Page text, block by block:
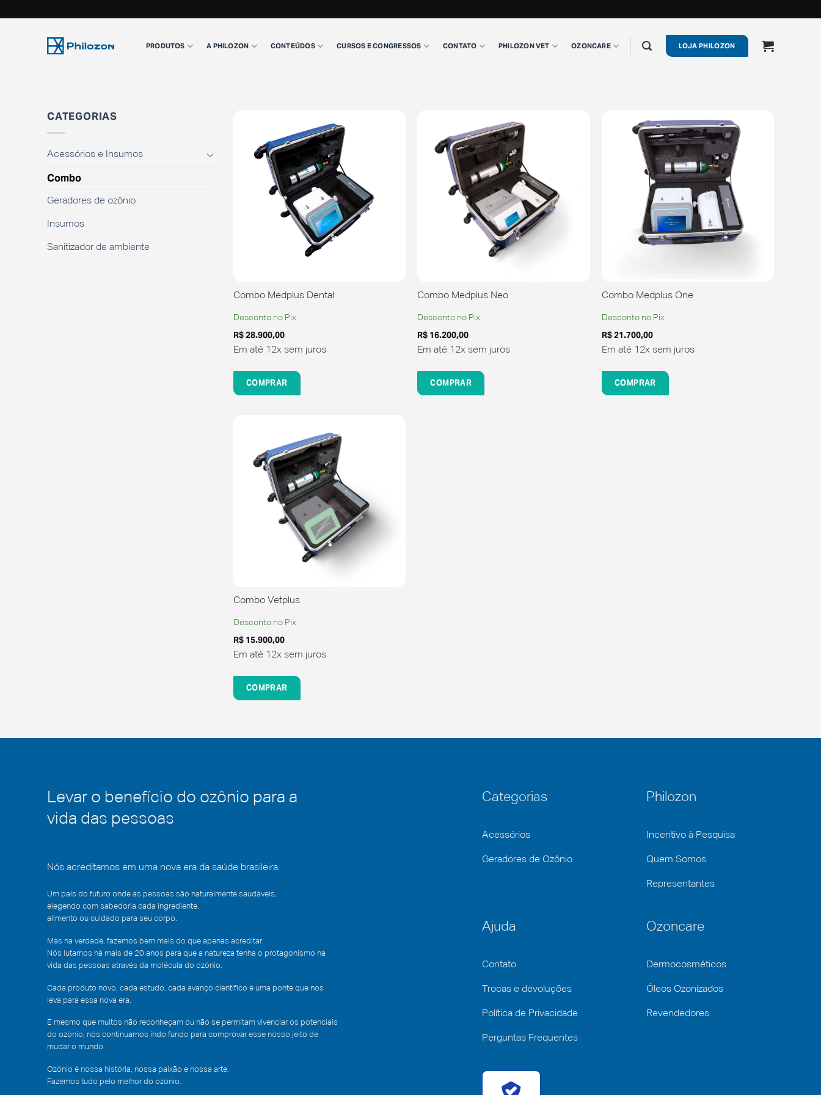
PRODUTOS A PHILOZON CONTEÚDOS CURSOS E CONGRESSOS CONTATO PHILOZON VET OZONCARE LOJA PHILOZON
CATEGORIAS
Acessórios e Insumos
Combo
Geradores de ozônio
Insumos
Sanitizador de ambiente
Combo Medplus Dental
Desconto no Pix
R$28.900,00
Em até 12x sem juros
COMPRAR
Combo Medplus Neo
Desconto no Pix
R$ 16.200,00
Em até 12x sem juros
COMPRAR
Combo Medplus One
Desconto no Pix
R$21.700,00
Em até 12x sem juros
COMPRAR
Combo Vetplus
Desconto no Pix
R$15.900,00
Em até 12x sem juros
COMPRAR
Levar o benefício do ozônio para a
vida das pessoas
Nós acreditamos em uma nova era da saúde brasileira.
Um país do futuro onde as pessoas são naturalmente saudáveis,
elegendo com sabedoria cada ingrediente,
alimento ou cuidado para seu corpo.
Mas na verdade, fazemos bem mais do que apenas acreditar.
Nós lutamos há mais de 20 anos para que a natureza tenha o protagonismo na
vida das pessoas através da molécula do ozônio.
Cada produto novo, cada estudo, cada avanço científico é uma ponte que nos
leva para essa nova era.
E mesmo que muitos não reconheçam ou não se permitam vivenciar os potenciais
do ozônio, nós continuamos indo fundo para comprovar esse nosso jeito de
mudar o mundo.
Ozônio é nossa história, nossa paixão e nossa arte.
Fazemos tudo pelo melhor do ozônio.
Categorias
Acessórios
Geradores de Ozônio
Ajuda
Contato
Trocas e devoluções
Política de Privacidade
Perguntas Frequentes
Philozon
Incentivo à Pesquisa
Quem Somos
Representantes
Ozoncare
Dermocosméticos
Óleos Ozonizados
Revendedores